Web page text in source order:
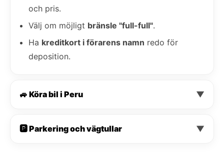
och pris.
Välj om möjligt bränsle "full-full".
Ha kreditkort i förarens namn redo för
deposition.
🚙 Köra bil i Peru ▼
🅿️ Parkering och vägtullar ▼